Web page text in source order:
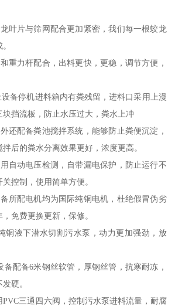
叶片与筛网配合更加紧密，我们每一根蛟龙
重力杆配合，出料更快，更稳，调节方便，
备停机进料箱内有粪残留，进料口采用上漫
挡流板，防止水压过大，粪水上冲
还配备粪池搅拌系统，能够防止粪便沉淀，
后的粪水分离效果更好，浓度更高。
自动电压检测，自带漏电保护，防止运行不
控制，使用简单方便。
所配电机均为国际纯铜电机，杜绝假冒伪劣
免费更换更新，保修。
铜液下潜水切割污水泵，动力更加强劲，放
备配备6米钢丝软管，厚钢丝管，抗寒耐冻，
硬。
PVC三通四六阀，控制污水泵进料流量，耐腐